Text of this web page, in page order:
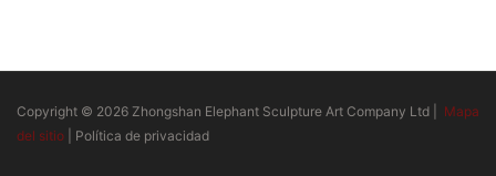
Copyright © 2026 Zhongshan Elephant Sculpture Art Company Ltd |
Mapa
del sitio
Política de privacidad